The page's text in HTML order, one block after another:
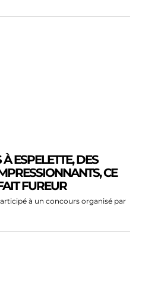
ESPELETTE, DES
CE
FUREUR
à un concours organisé par